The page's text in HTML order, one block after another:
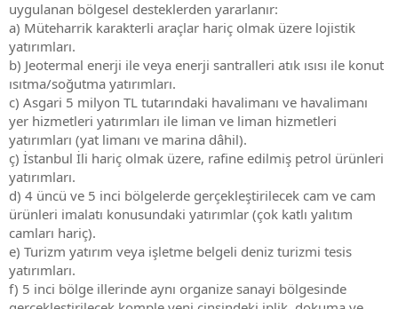
uygulanan bölgesel desteklerden yararlanır:
a) Müteharrik karakterli araçlar hariç olmak üzere lojistik
yatırımları.
b) Jeotermal enerji ile veya enerji santralleri atık ısısı ile konut
ısıtma/soğutma yatırımları.
c) Asgari 5 milyon TL tutarındaki havalimanı ve havalimanı
yer hizmetleri yatırımları ile liman ve liman hizmetleri
yatırımları (yat limanı ve marina dâhil).
ç) İstanbul İli hariç olmak üzere, rafine edilmiş petrol ürünleri
yatırımları.
d) 4 üncü ve 5 inci bölgelerde gerçekleştirilecek cam ve cam
ürünleri imalatı konusundaki yatırımlar (çok katlı yalıtım
camları hariç).
e) Turizm yatırım veya işletme belgeli deniz turizmi tesis
yatırımları.
f) 5 inci bölge illerinde aynı organize sanayi bölgesinde